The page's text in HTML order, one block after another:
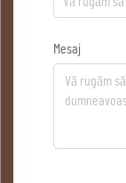
Mesaj